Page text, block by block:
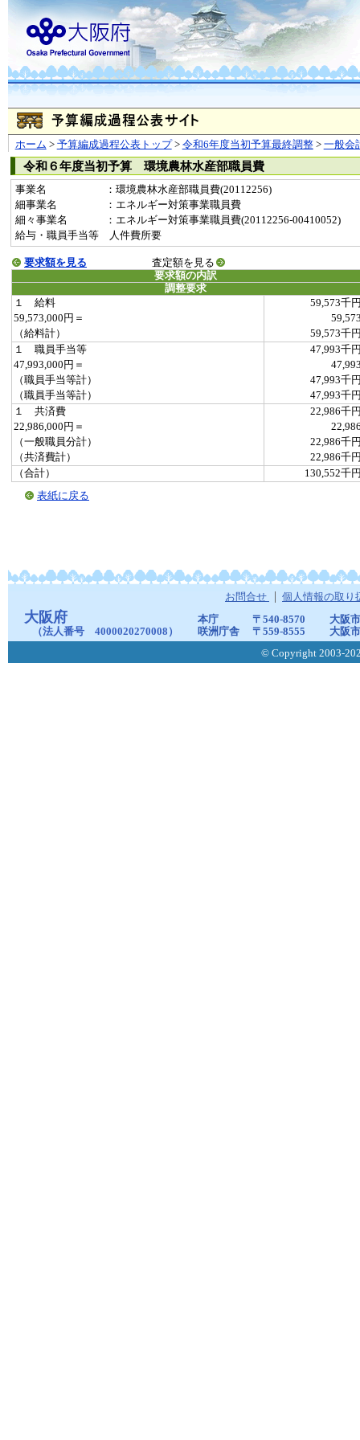
ホーム > 予算編成過程公表トップ> 令和6年度当初予算最終調整> 一般会
令和６年度当初予算 環境農林水産部職員費
事業名
：環境農林水産部職員費(20112256)
細事業名
：エネルギー対策事業職員費
細々事業名
：エネルギー対策事業職員費(20112256-00410052)
給与・職員手当等 人件費所要
要求額を見る
査定額を見る
要求額の内訳
調整要求
１ 給料
59,573千
59,573,000円＝
（給料計）
59,573千
１ 職員手当等
47,993千
47,993,000円＝
（職員手当等計）
47,993千
（職員手当等計）
47,993千
１ 共済費
22,986千
22,986,000円＝
（一般職員分計）
22,986千
（共済費計）
22,986千
（合計）
130,552千
表紙に戻る
お問合せ 個人情報の取り
大阪府
（法人番号 4000020270008）
本庁 〒540-8570
大阪
咲洲庁舎
〒559-8555
大阪
© Copyright 2003-